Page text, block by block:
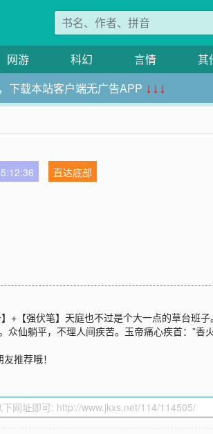
网游 科幻 言情 其
下载本站客户端无广告APP ↓↓↓
直达底部
+【强伏笔】天庭也不过是个大一点的草台班
仙躺平，不理人间疾苦。玉帝痛心疾首：”香
推荐哦！